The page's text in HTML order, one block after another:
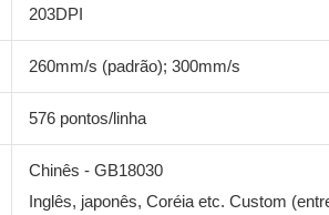
203DPI
260mm/s (padrão); 300mm/s
576 pontos/linha
Chinês - GB18030
Inglês, japonês, Coréia etc. Custom